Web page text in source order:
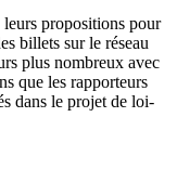
propositions pour
billets sur le réseau
plus nombreux avec
que les rapporteurs
dans le projet de loi-